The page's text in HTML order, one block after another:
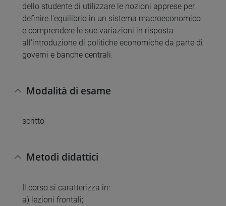
dello studente di utilizzare le nozioni apprese per
definire l'equilibrio in un sistema macroeconomico
e comprendere le sue variazioni in risposta
all'introduzione di politiche economiche da parte di
governi e banche centrali.
Modalità di esame
scritto
Metodi didattici
Il corso si caratterizza in:
a) lezioni frontali;